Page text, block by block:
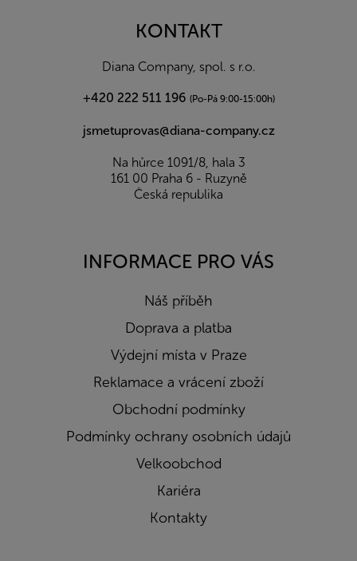
KONTAKT
Diana Company, spol. s r.o.
+420 222 511 196 (Po-Pá 9:00-15:00h)
jsmetuprovas@diana-company.cz
Na hůrce 1091/8, hala 3
161 00 Praha 6 - Ruzyně
Česká republika
INFORMACE PRO VÁS
Náš příběh
Doprava a platba
Výdejní místa v Praze
Reklamace a vrácení zboží
Obchodní podmínky
Podmínky ochrany osobních údajů
Velkoobchod
Kariéra
Kontakty